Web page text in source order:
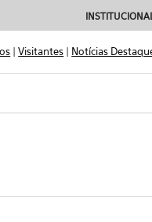
|Visitantes | Notícias